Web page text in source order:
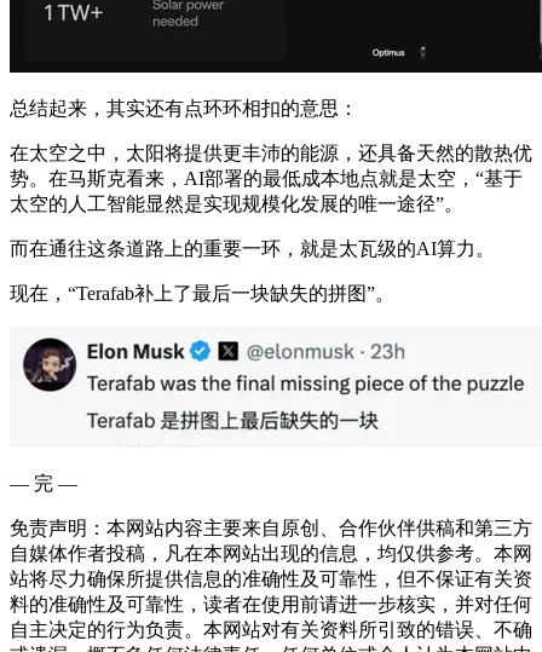
总结起来，其实还有点环环相扣的意思：
在太空之中，太阳将提供更丰沛的能源，还具备天然的散热优
势。在马斯克看来，AI部署的最低成本地点就是太空，“基于
太空的人工智能显然是实现规模化发展的唯一途径”。
而在通往这条道路上的重要一环，就是太瓦级的AI算力。
现在，“Terafab补上了最后一块缺失的拼图”。
— 完 —
免责声明：本网站内容主要来自原创、合作伙伴供稿和第三方
自媒体作者投稿，凡在本网站出现的信息，均仅供参考。本网
站将尽力确保所提供信息的准确性及可靠性，但不保证有关资
料的准确性及可靠性，读者在使用前请进一步核实，并对任何
自主决定的行为负责。本网站对有关资料所引致的错误、不确